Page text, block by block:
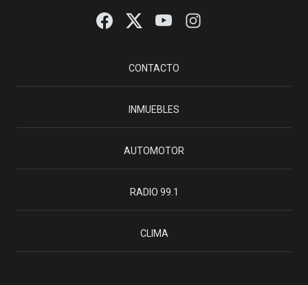
CONTACTO
INMUEBLES
AUTOMOTOR
RADIO 99.1
CLIMA